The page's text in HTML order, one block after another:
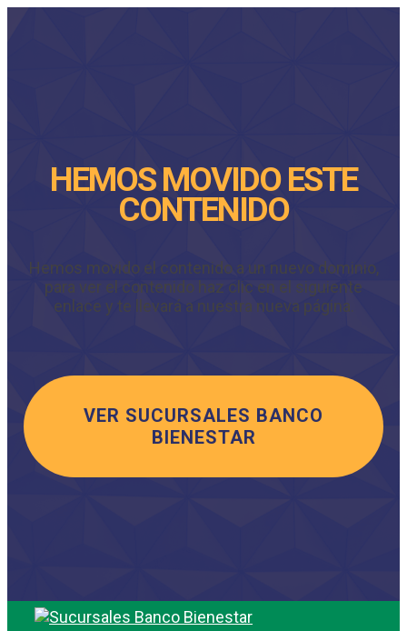
HEMOS MOVIDO ESTE
CONTENIDO
Hemos movido el contenido a un nuevo dominio,
para ver el contenido haz clic en el siguiente
enlace y te llevará a nuestra nueva página.
VER SUCURSALES BANCO
BIENESTAR
Saltar